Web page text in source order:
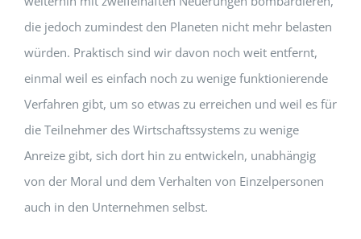
die jedoch zumindest den Planeten nicht mehr belasten
würden. Praktisch sind wir davon noch weit entfernt,
einmal weil es einfach noch zu wenige funktionierende
Verfahren gibt, um so etwas zu erreichen und weil es für
die Teilnehmer des Wirtschaftssystems zu wenige
Anreize gibt, sich dort hin zu entwickeln, unabhängig
von der Moral und dem Verhalten von Einzelpersonen
auch in den Unternehmen selbst.